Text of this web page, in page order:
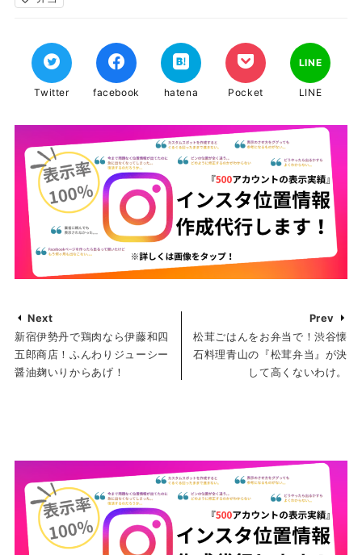
Twitter facebook hatena Pocket
LINE
LINE
Next
新宿伊勢丹で鶏肉なら伊藤和四
五郎商店！ふんわりジューシー
醤油麹いりからあげ！
Prev
松茸ごはんをお弁当で！渋谷懐
石料理青山の『松茸弁当』が決
して高くないわけ。